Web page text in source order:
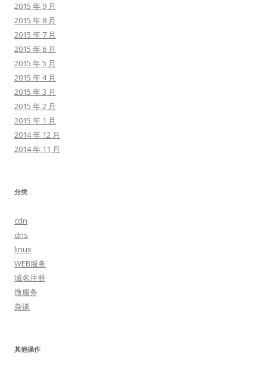
2015 年 9 月
2015 年 8 月
2015 年 7 月
2015 年 6 月
2015 年 5 月
2015 年 4 月
2015 年 3 月
2015 年 2 月
2015 年 1 月
2014 年 12 月
2014 年 11 月
分类
cdn
dns
linux
WEB服务
域名注册
微服务
杂谈
其他操作